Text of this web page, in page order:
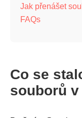
Jak přenášet
FAQs
Co se
souborů